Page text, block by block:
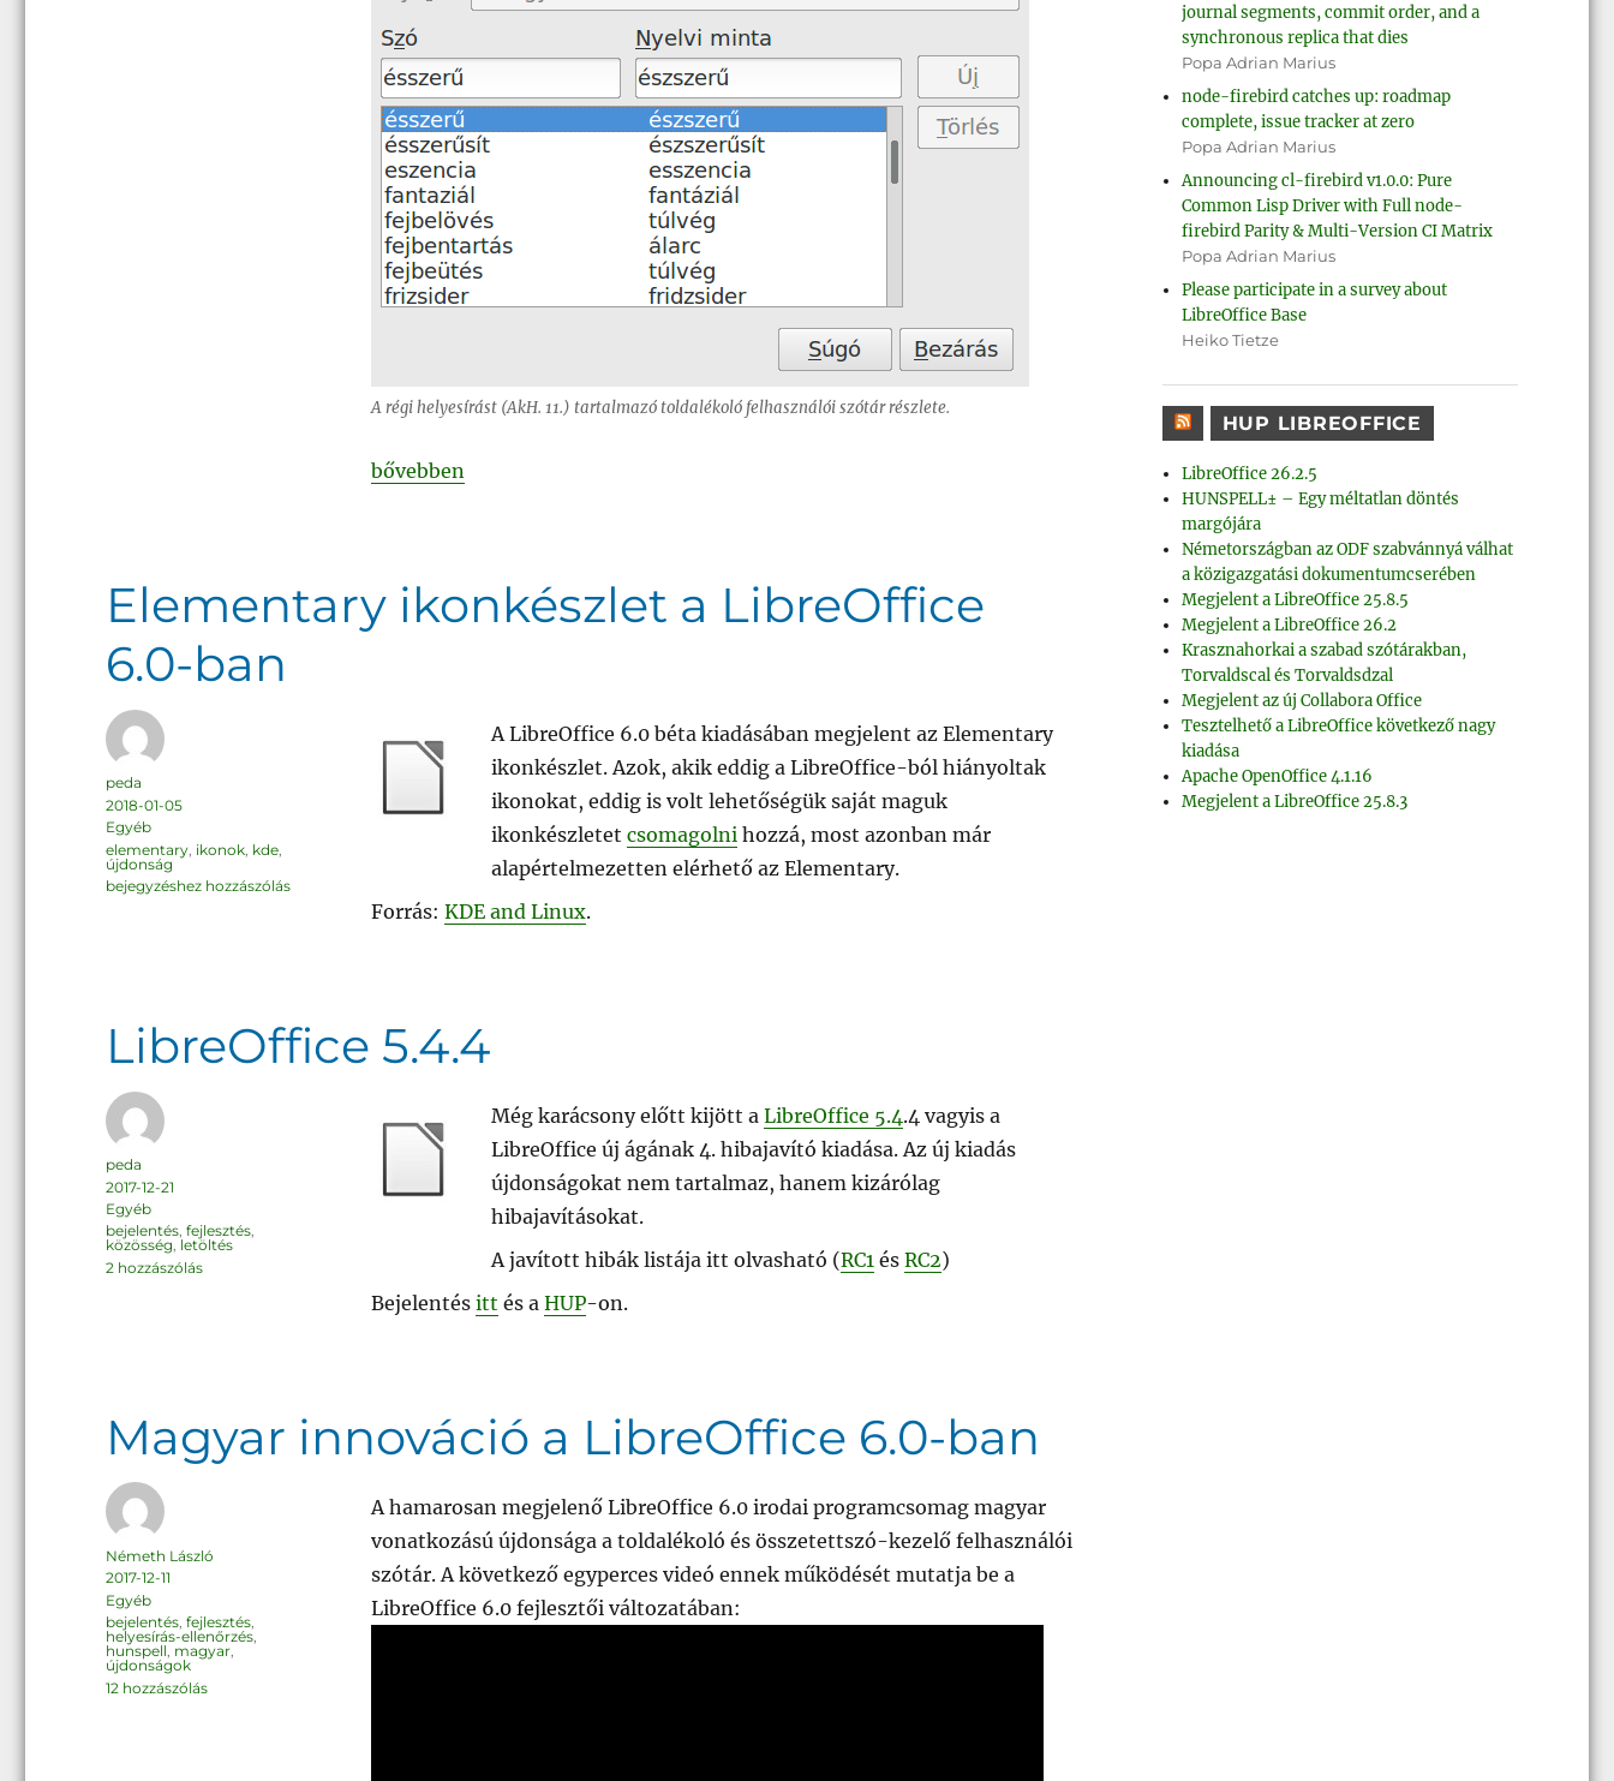
A régi helyesírást (AkH. 11.) tartalmazó toldalékoló felhasználói szótár részlete.
„Magyar nyelvi fejlesztések II–III.”
bővebben
Elementary ikonkészlet a LibreOffice
6.0-ban
A LibreOffice 6.0 béta kiadásában megjelent az Elementary
ikonkészlet. Azok, akik eddig a LibreOffice-ból hiányoltak
ikonokat, eddig is volt lehetőségük saját maguk
ikonkészletet csomagolnihozzá, most azonban már
alapértelmezetten elérhető az Elementary.
Forrás: KDE and Linux.
Szerző
peda
Közzétéve
2018-01-05
Kategória
Egyéb
Címke
elementary ikonok kde
újdonság
Elementary
ikonkészlet
bejegyzéshez hozzászólás
LibreOffice 5.4.4
Még karácsony előtt kijött a LibreOffice 5.4.4 vagyis a
LibreOffice új ágának 4. hibajavító kiadása. Az új kiadás
újdonságokat nem tartalmaz, hanem kizárólag
hibajavításokat.
A javított hibák listája itt olvasható (RC1és RC2)
Bejelentés itt és a HUP-on.
Szerző
peda
Közzétéve
2017-12-21
Kategória
Egyéb
Címke
bejelentés,fejlesztés,
közösség, letöltés
2 hozzászólásLibreOffice
Magyar innováció a LibreOffice 6.0-ban
A hamarosan megjelenő LibreOffice 6.0 irodai programcsomag magyar
vonatkozású újdonsága a toldalékoló és összetettszó-kezelő felhasználói
szótár. A következő egyperces videó ennek működését mutatja be a
LibreOffice 6.0 fejlesztői változatában:
Szerző
Németh László
Közzétéve
2017-12-11
Kategória
Egyéb
Címke
bejelentés,fejlesztés,
helyesírás-ellenőrzés,
hunspell, magyar,
újdonságok
12 hozzászólásMagyar
journal segments, commit order, and a
synchronous replica that dies
Popa Adrian Marius
node-firebird catches up: roadmap
complete, issue tracker at zero
Popa Adrian Marius
Announcing cl-firebird v1.0.0: Pure
Common Lisp Driver with Full node-
firebird Parity & Multi-Version CI Matrix
Popa Adrian Marius
Please participate in a survey about
LibreOffice Base
Heiko Tietze
HUP LIBREOFFICE
LibreOffice 26.2.5
HUNSPELL± – Egy méltatlan döntés
margójára
Németországban az ODF szabvánnyá válhat
a közigazgatási dokumentumcserében
Megjelent a LibreOffice 25.8.5
Megjelent a LibreOffice 26.2
Krasznahorkai a szabad szótárakban,
Torvaldscal és Torvaldsdzal
Megjelent az új Collabora Office
Tesztelhető a LibreOffice következő nagy
kiadása
Apache OpenOffice 4.1.16
Megjelent a LibreOffice 25.8.3